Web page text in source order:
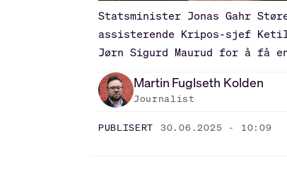
Statsminister Jonas Gahr
assisterende Kripos-sjef
Jørn Sigurd Maurud for å få
Martin Fuglseth Kolden
Journalist
PUBLISERT 30.06.2025 - 10:09